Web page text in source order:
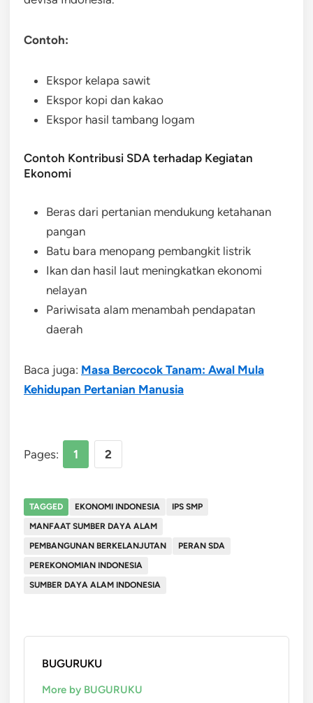
Contoh:
Ekspor kelapa sawit
Ekspor kopi dan kakao
Ekspor hasil tambang logam
Contoh Kontribusi SDA terhadap Kegiatan
Ekonomi
Beras dari pertanian mendukung ketahanan
pangan
Batu bara menopang pembangkit listrik
Ikan dan hasil laut meningkatkan ekonomi
nelayan
Pariwisata alam menambah pendapatan
daerah
Baca juga: Masa Bercocok Tanam: Awal Mula
Kehidupan Pertanian Manusia
Pages: 1 2
TAGGED EKONOMI INDONESIA
IPS SMP
MANFAAT SUMBER DAYA ALAM
PEMBANGUNAN BERKELANJUTAN
PERAN SDA
PEREKONOMIAN INDONESIA
SUMBER DAYA ALAM INDONESIA
BUGURUKU
More by BUGURUKU